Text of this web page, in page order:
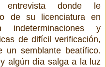
entrevista donde le
de su licenciatura en
indeterminaciones y
de difícil verificación,
un semblante beatífico.
algún día salga a la luz